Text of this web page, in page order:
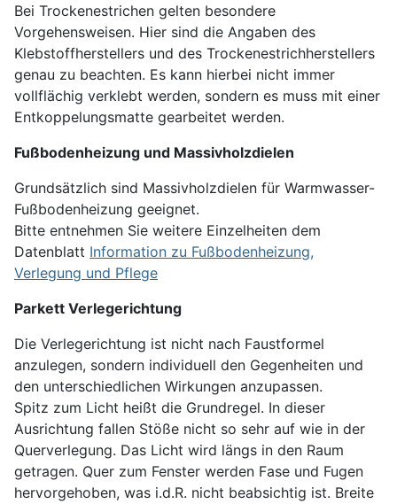
Bei Trockenestrichen gelten besondere
Vorgehensweisen. Hier sind die Angaben des
Klebstoffherstellers und des Trockenestrichherstellers
genau zu beachten. Es kann hierbei nicht immer
vollflächig verklebt werden, sondern es muss mit einer
Entkoppelungsmatte gearbeitet werden.
Fußbodenheizung und Massivholzdielen
Grundsätzlich sind Massivholzdielen für Warmwasser-
Fußbodenheizung geeignet.
Bitte entnehmen Sie weitere Einzelheiten dem
Datenblatt Information zu Fußbodenheizung,
Verlegung und Pflege
Parkett Verlegerichtung
Die Verlegerichtung ist nicht nach Faustformel
anzulegen, sondern individuell den Gegenheiten und
den unterschiedlichen Wirkungen anzupassen.
Spitz zum Licht heißt die Grundregel. In dieser
Ausrichtung fallen Stöße nicht so sehr auf wie in der
Querverlegung. Das Licht wird längs in den Raum
getragen. Quer zum Fenster werden Fase und Fugen
hervorgehoben, was i.d.R. nicht beabsichtig ist. Breite